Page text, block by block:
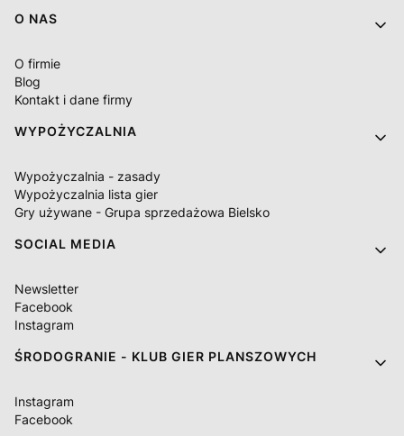
O NAS
O firmie
Blog
Kontakt i dane firmy
WYPOŻYCZALNIA
Wypożyczalnia - zasady
Wypożyczalnia lista gier
Gry używane - Grupa sprzedażowa Bielsko
SOCIAL MEDIA
Newsletter
Facebook
Instagram
ŚRODOGRANIE - KLUB GIER PLANSZOWYCH
Instagram
Facebook